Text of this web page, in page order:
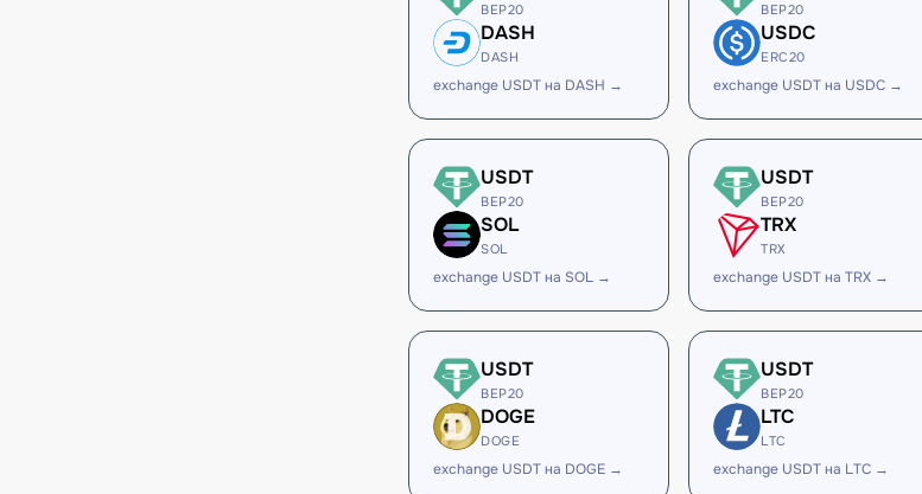
BEP20
DASH
DASH
exchange USDT на DASH →
BEP20
USDC
ERC20
exchange USDT на USDC →
USDT
BEP20
SOL
SOL
exchange USDT на SOL →
USDT
BEP20
TRX
TRX
exchange USDT на TRX →
USDT
BEP20
DOGE
DOGE
exchange USDT на DOGE →
USDT
BEP20
LTC
LTC
exchange USDT на LTC →